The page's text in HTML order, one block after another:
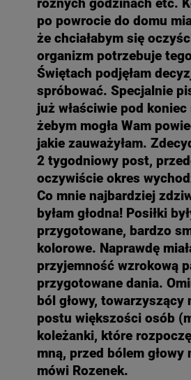
różnych godzinach etc.
po powrocie do domu
że chciałabym się
organizm potrzebuje
Świętach podjęłam
spróbować. Specjalnie
już właściwie pod
żebym mogła Wam
jakie zauważyłam.
2 tygodniowy post,
oczywiście okres
Co mnie najbardziej
byłam głodna! Posiłki
przygotowane, bardzo
kolorowe. Naprawdę
przyjemność wzrokową
przygotowane dania.
ból głowy, towarzyszący
postu większości osób
koleżanki, które
mną, przed bólem głowy
mówi Rozenek.